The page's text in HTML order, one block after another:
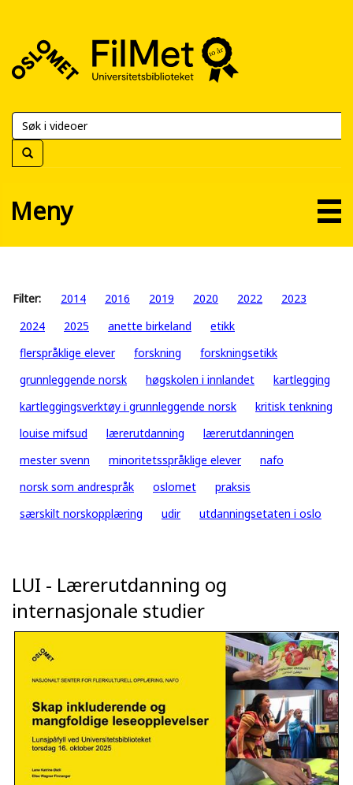
FilMet
Universitetsbiblioteket
Meny
Filter: 2014 2016 2019 2020 2022
2023
2024
2025 anette birkeland
etikk
flerspråklige elever
forskning
forskningsetikk
grunnleggende norsk
høgskolen i innlandet
kartlegging
kartleggingsverktøy i grunnleggende norsk
kritisk tenkning
louise mifsud
lærerutdanning
lærerutdanningen
mester svenn
minoritetsspråklige elever
nafo
norsk som andrespråk
oslomet
praksis
særskilt norskopplæring
udir utdanningsetaten i oslo
LUI - Lærerutdanning og
internasjonale studier